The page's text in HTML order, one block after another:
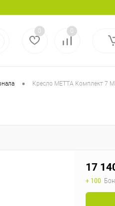
0 0
• Кресло МЕТТА Комплект 7
17
+ 100